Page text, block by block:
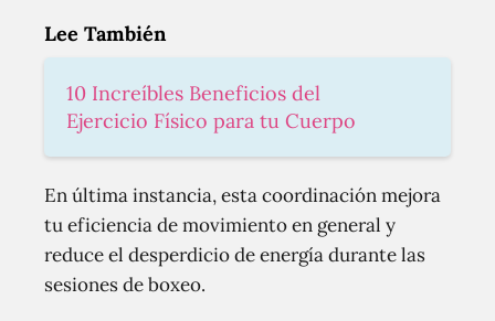
Lee También
10 Increíbles Beneficios del
Ejercicio Físico para tu Cuerpo
En última instancia, esta coordinación mejora
tu eficiencia de movimiento en general y
reduce el desperdicio de energía durante las
sesiones de boxeo.